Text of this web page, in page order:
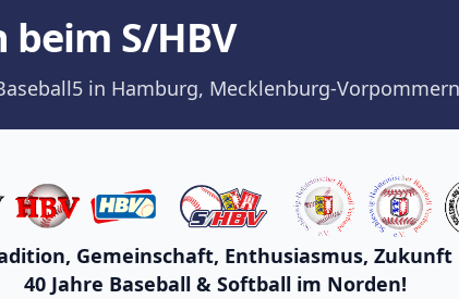
S/HBV
in Hamburg, Mecklenburg-
Gemeinschaft, Enthusiasmus, Zukunft
40 Jahre Baseball & Softball im Norden!